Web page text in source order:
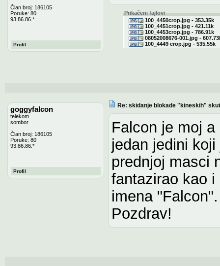
Član broj: 186105
Poruke: 80
93.86.86.*
Profil
Prikačeni fajlovi
100_4450crop.jpg - 353.35k
100_4451crop.jpg - 421.11k
100_4453crop.jpg - 786.91k
08052008676-001.jpg -
100_4449 crop.jpg - 535.55k
goggyfalcon
telekom
sombor
Član broj: 186105
Poruke: 80
93.86.86.*
Profil
Re: skidanje blokade "kineskih"
Falcon je moj
jedan jedini
prednjoj masci
fantazirao kao
imena "Falcon".
Pozdrav!